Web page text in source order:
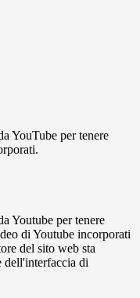
YouTube per tenere
Youtube per tenere
di Youtube incorporati
del sito web sta
dell'interfaccia di